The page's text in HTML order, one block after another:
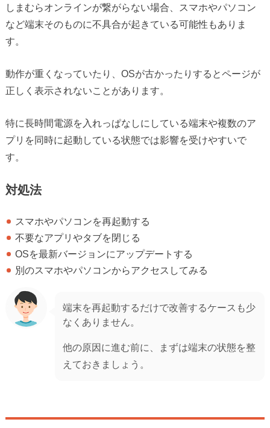
しまむらオンラインが繋がらない場合、スマホやパソコン
など端末そのものに不具合が起きている可能性もありま
す。
動作が重くなっていたり、OSが古かったりするとページが
正しく表示されないことがあります。
特に長時間電源を入れっぱなしにしている端末や複数のア
プリを同時に起動している状態では影響を受けやすいで
す。
対処法
スマホやパソコンを再起動する
不要なアプリやタブを閉じる
OSを最新バージョンにアップデートする
別のスマホやパソコンからアクセスしてみる
端末を再起動するだけで改善するケースも少
なくありません。
他の原因に進む前に、まずは端末の状態を整
えておきましょう。